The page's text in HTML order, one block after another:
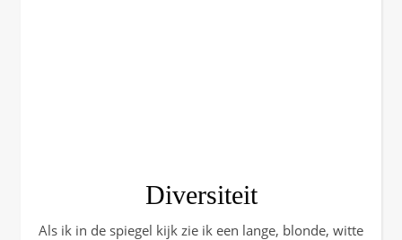
Diversiteit
Als ik in de spiegel kijk zie ik een lange, blonde, witte